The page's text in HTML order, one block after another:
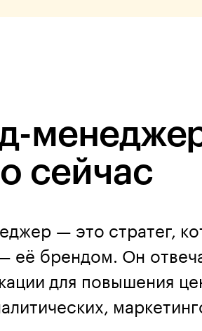
сейчас
— это стратег,
её брендом. Он
для повышения